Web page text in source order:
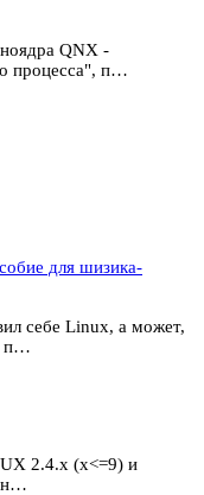
QNX -
процесса", п…
для шизика-
себе Linux, а может,
п…
2.4.x (x<=9) и